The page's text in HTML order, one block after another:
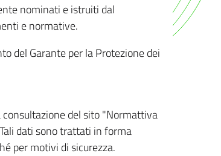
nominati e istruiti dal
e normative.
del Garante per la Protezione dei
del sito "Normattiva
dati sono trattati in forma
per motivi di sicurezza.